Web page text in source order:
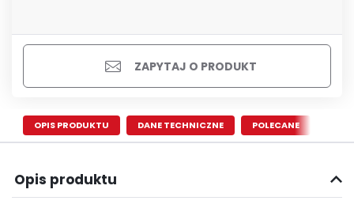
ZAPYTAJ O PRODUKT
OPIS PRODUKTU DANE TECHNICZNE POLECANE
Opis produktu